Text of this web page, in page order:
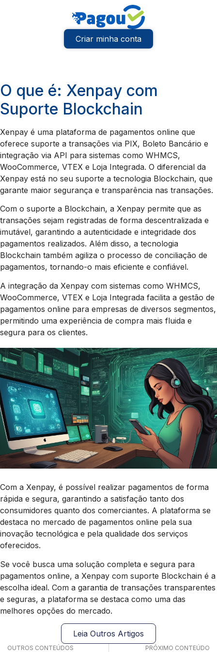
Criar minha conta
O que é: Xenpay com
Suporte Blockchain
Xenpay é uma plataforma de pagamentos online que
oferece suporte a transações via PIX, Boleto Bancário e
integração via API para sistemas como WHMCS,
WooCommerce, VTEX e Loja Integrada. O diferencial da
Xenpay está no seu suporte a tecnologia Blockchain, que
garante maior segurança e transparência nas transações.
Com o suporte a Blockchain, a Xenpay permite que as
transações sejam registradas de forma descentralizada e
imutável, garantindo a autenticidade e integridade dos
pagamentos realizados. Além disso, a tecnologia
Blockchain também agiliza o processo de conciliação de
pagamentos, tornando-o mais eficiente e confiável.
A integração da Xenpay com sistemas como WHMCS,
WooCommerce, VTEX e Loja Integrada facilita a gestão de
pagamentos online para empresas de diversos segmentos,
permitindo uma experiência de compra mais fluida e
segura para os clientes.
Com a Xenpay, é possível realizar pagamentos de forma
rápida e segura, garantindo a satisfação tanto dos
consumidores quanto dos comerciantes. A plataforma se
destaca no mercado de pagamentos online pela sua
inovação tecnológica e pela qualidade dos serviços
oferecidos.
Se você busca uma solução completa e segura para
pagamentos online, a Xenpay com suporte Blockchain é a
escolha ideal. Com a garantia de transações transparentes
e seguras, a plataforma se destaca como uma das
melhores opções do mercado.
Leia Outros Artigos
OUTROS CONTEÚDOS PRÓXIMO CONTEÚDO